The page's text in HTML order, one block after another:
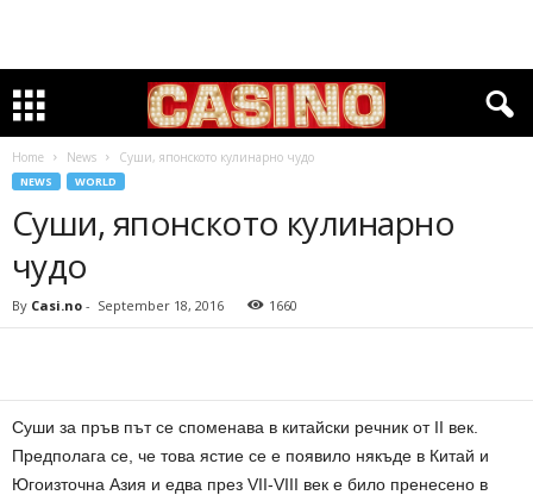
Home News Суши, японското кулинарно чудо
NEWS WORLD
Суши, японското кулинарно
чудо
By Casi.no - September 18, 2016 1660
Суши за пръв път се споменава в китайски речник от II век.
Предполага се, че това ястие се е появило някъде в Китай и
Югоизточна Азия и едва през VII-VIII век е било пренесено в